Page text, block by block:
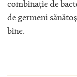
combinație de
de germeni
bine.